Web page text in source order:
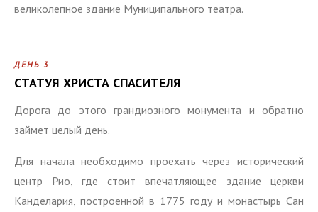
великолепное здание Муниципального театра.
ДЕНЬ 3
CТАТУЯ ХРИСТА СПАСИТЕЛЯ
Дорога до этого грандиозного монумента и обратно
займет целый день.
Для начала необходимо проехать через исторический
центр Рио, где стоит впечатляющее здание церкви
Канделария, построенной в 1775 году и монастырь Сан